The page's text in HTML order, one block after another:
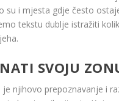
su i mjesta gdje često
tekstu dublje istražiti
SVOJU
njihovo prepoznavanje i